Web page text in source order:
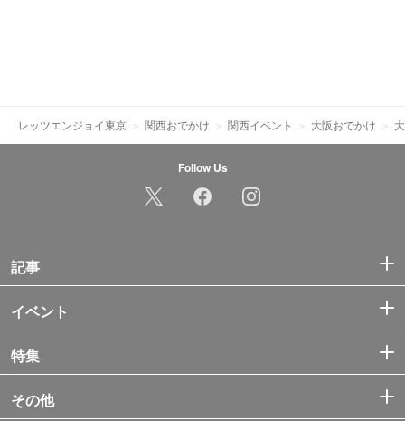
レッツエンジョイ東京 関西おでかけ 関西イベント 大阪おでかけ
Follow Us
記事
イベント
特集
その他